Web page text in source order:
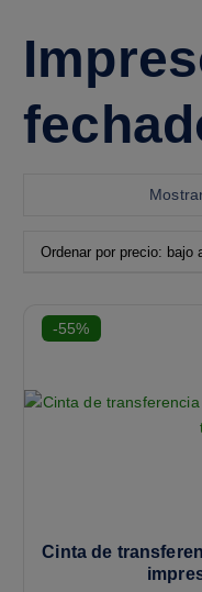
-55%
Cinta de